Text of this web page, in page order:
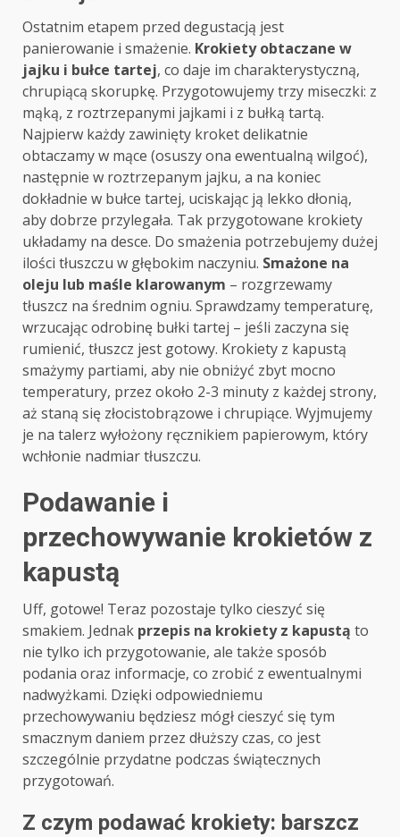
Ostatnim etapem przed degustacją jest
panierowanie i smażenie. Krokiety obtaczane w
jajku i bułce tartej, co daje im charakterystyczną,
chrupiącą skorupkę. Przygotowujemy trzy miseczki: z
mąką, z roztrzepanymi jajkami i z bułką tartą.
Najpierw każdy zawinięty kroket delikatnie
obtaczamy w mące (osuszy ona ewentualną wilgoć),
następnie w roztrzepanym jajku, a na koniec
dokładnie w bułce tartej, uciskając ją lekko dłonią,
aby dobrze przylegała. Tak przygotowane krokiety
układamy na desce. Do smażenia potrzebujemy dużej
ilości tłuszczu w głębokim naczyniu. Smażone na
oleju lub maśle klarowanym – rozgrzewamy
tłuszcz na średnim ogniu. Sprawdzamy temperaturę,
wrzucając odrobinę bułki tartej – jeśli zaczyna się
rumienić, tłuszcz jest gotowy. Krokiety z kapustą
smażymy partiami, aby nie obniżyć zbyt mocno
temperatury, przez około 2-3 minuty z każdej strony,
aż staną się złocistobrązowe i chrupiące. Wyjmujemy
je na talerz wyłożony ręcznikiem papierowym, który
wchłonie nadmiar tłuszczu.
Podawanie i
przechowywanie krokietów z
kapustą
Uff, gotowe! Teraz pozostaje tylko cieszyć się
smakiem. Jednak przepis na krokiety z kapustą to
nie tylko ich przygotowanie, ale także sposób
podania oraz informacje, co zrobić z ewentualnymi
nadwyżkami. Dzięki odpowiedniemu
przechowywaniu będziesz mógł cieszyć się tym
smacznym daniem przez dłuższy czas, co jest
szczególnie przydatne podczas świątecznych
przygotowań.
Z czym podawać krokiety: barszcz